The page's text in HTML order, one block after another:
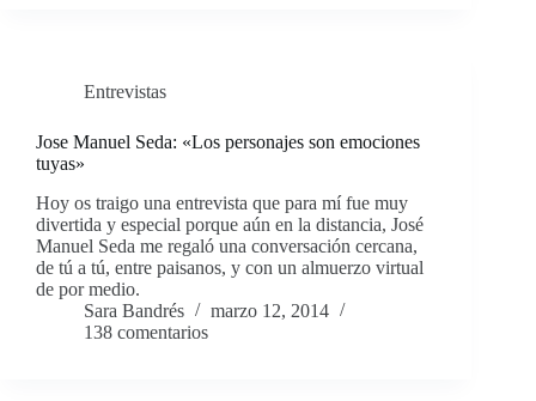
Entrevistas
Jose Manuel Seda: «Los personajes son emociones
tuyas»
Hoy os traigo una entrevista que para mí fue muy
divertida y especial porque aún en la distancia, José
Manuel Seda me regaló una conversación cercana,
de tú a tú, entre paisanos, y con un almuerzo virtual
de por medio.
Sara Bandrés
marzo 12, 2014
138 comentarios